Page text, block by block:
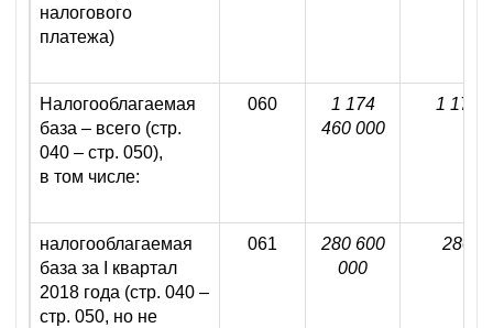
налогового
платежа)
Налогооблагаемая
база – всего (стр.
040 – стр. 050),
в том числе:
060
1 174
460 000
1 174
налогооблагаемая
база за I квартал
2018 года (стр. 040 –
стр. 050, но не
061
280 600
000
280